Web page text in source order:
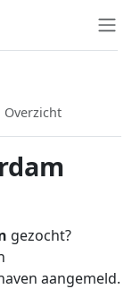
Overzicht
gezocht?
aangemeld.